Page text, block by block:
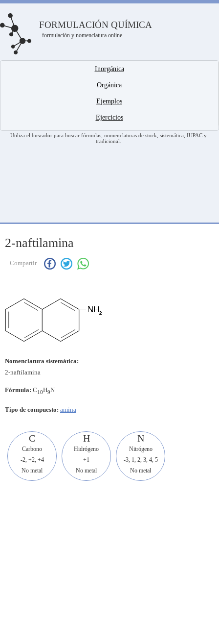
FORMULACIÓN QUÍMICA
formulación y nomenclatura online
Inorgánica
Orgánica
Ejemplos
Ejercicios
Utiliza el buscador para buscar fórmulas, nomenclaturas de stock, sistemática, IUPAC y
tradicional.
2-naftilamina
Compartir
Nomenclatura sistemática:
2-naftilamina
Fórmula: C10H9N
Tipo de compuesto: amina
C
Carbono
-2, +2, +4
No metal
H
Hidrógeno
+1
No metal
N
Nitrógeno
-3, 1, 2, 3, 4, 5
No metal